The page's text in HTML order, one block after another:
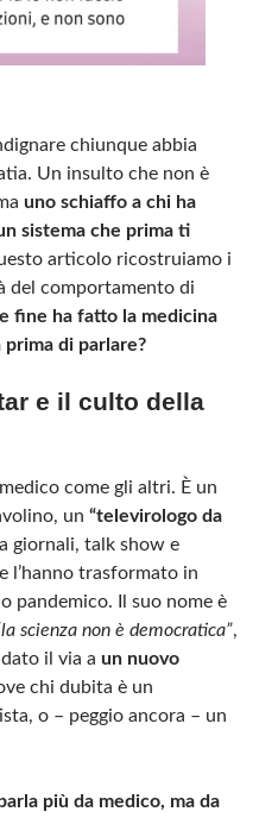
chiunque abbia
Un insulto che non è
uno schiaffo a chi ha
sistema che prima ti
articolo ricostruiamo i
del comportamento di
fine ha fatto la medicina
prima di parlare?
e il culto della
come gli altri. È un
un“televirologo da
giornali, talk show e
l’hanno trasformato in
pandemico. Il suo nome è
scienza non è democratica”,
dato il via aun nuovo
chi dubita è un
o – peggio ancora – un
più da medico, ma da